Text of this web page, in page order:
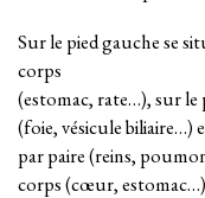
Sur le pied gauche se
corps
(estomac, rate…), sur le
(foie, vésicule biliaire…)
par paire (reins,
corps (cœur,